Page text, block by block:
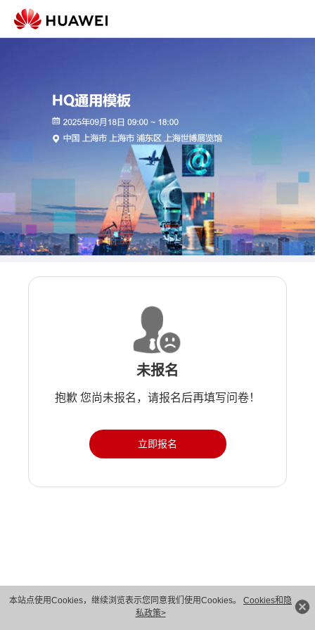
本站点使用Cookies，继续浏览表示您同意我们使用Cookies。 Cookies和隐
私政策>
未报名
抱歉 您尚未报名，请报名后再填写问卷！
立即报名
版权所有 © 华为技术有限公司 1998-2026。 保留一切权利。粤A2-20044005号
隐私保护
法律声明